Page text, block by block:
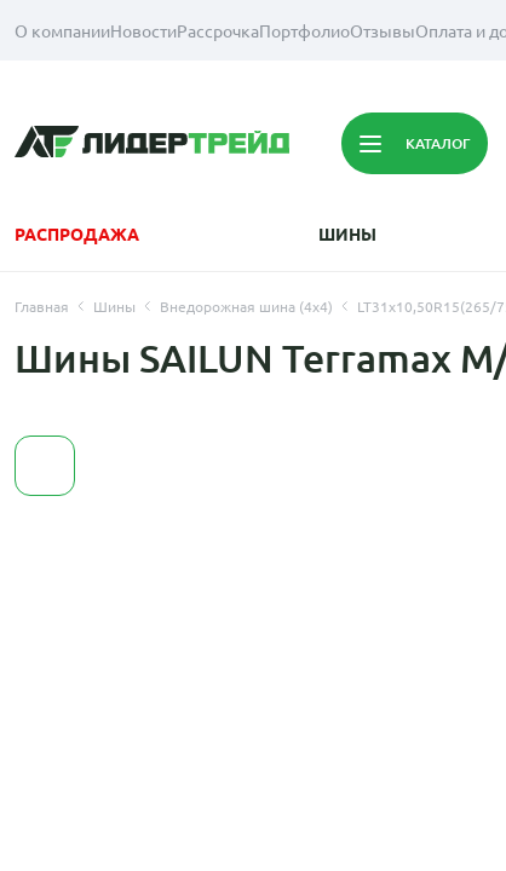
О компанииНовостиРассрочкаПортфолиоОтзывыОплата и
КАТАЛОГ
РАСПРОДАЖА ШИНЫ
Главная Шины Внедорожная шина (4х4) LT31x10,50R15(265/
Шины SAILUN Terramax